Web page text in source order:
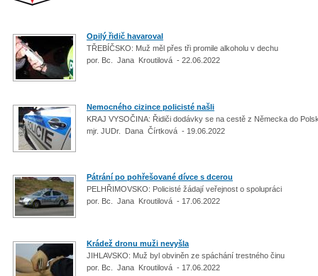
Opilý řidič havaroval
TŘEBÍČSKO: Muž měl přes tři promile alkoholu v dechu
por. Bc. Jana Kroutilová - 22.06.2022
Nemocného cizince policisté našli
KRAJ VYSOČINA: Řidiči dodávky se na cestě z Německa do
mjr. JUDr. Dana Čírtková - 19.06.2022
Pátrání po pohřešované dívce s dcerou
PELHŘIMOVSKO: Policisté žádají veřejnost o spolupráci
por. Bc. Jana Kroutilová - 17.06.2022
Krádež dronu muži nevyšla
JIHLAVSKO: Muž byl obviněn ze spáchání trestného činu
por. Bc. Jana Kroutilová - 17.06.2022